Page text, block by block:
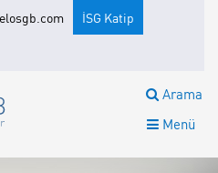
İSG Katip
Arama
Menü